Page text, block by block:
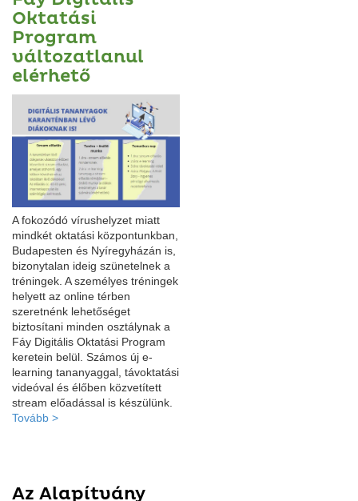
Oktatási
Program
változatlanul
elérhető
A fokozódó vírushelyzet miatt
mindkét oktatási központunkban,
Budapesten és Nyíregyházán is,
bizonytalan ideig szünetelnek a
tréningek. A személyes tréningek
helyett az online térben
szeretnénk lehetőséget
biztosítani minden osztálynak a
Fáy Digitális Oktatási Program
keretein belül. Számos új e-
learning tananyaggal, távoktatási
videóval és élőben közvetített
stream előadással is készülünk.
Tovább >
Az Alapítvány